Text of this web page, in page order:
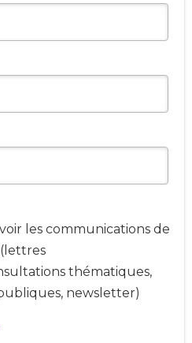
les communications de
thématiques,
newsletter)